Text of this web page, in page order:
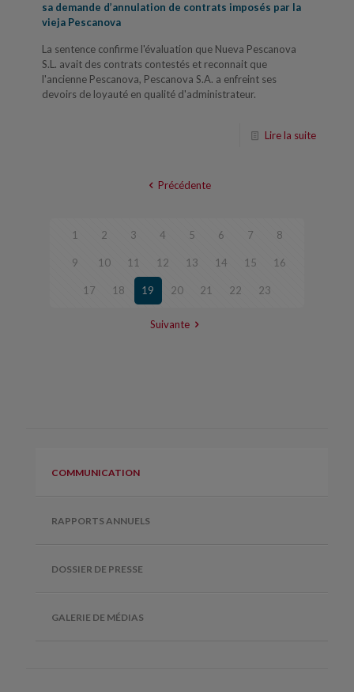
sa demande d’annulation de contrats imposés par la
vieja Pescanova
La sentence confirme l'évaluation que Nueva Pescanova
S.L. avait des contrats contestés et reconnait que
l'ancienne Pescanova, Pescanova S.A. a enfreint ses
devoirs de loyauté en qualité d'administrateur.
Lire la suite
Précédente
1 2 3 4 5 6 7 8
9 10 11 12 13 14 15 16
17 18 19 20 21 22 23
Suivante
COMMUNICATION
RAPPORTS ANNUELS
DOSSIER DE PRESSE
GALERIE DE MÉDIAS